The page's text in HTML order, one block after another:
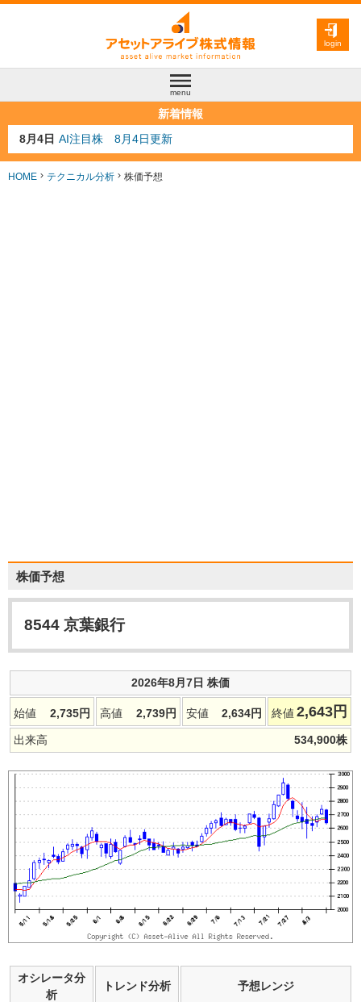
login
menu
新着情報
8月4日 AI注目株 8月4日更新
8月3日 人気業種注目株 8月3日更新
8月2日 金融注目株 8月2日更新
7月29日 日経225シグナル点灯
HOME テクニカル分析 株価予想
株価予想
8544 京葉銀行
2026年8月7日 株価
始値 2,735円 高値 2,739円 安値 2,634円 終値 2,643 円
出来高 534,900株
オシレータ分
析
トレンド分析 予想レンジ